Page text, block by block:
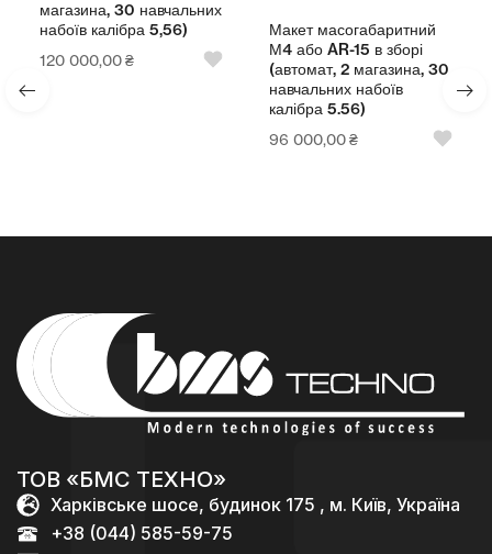
магазина, 30 навчальних
набоїв калібра 5,56)
120 000,00₴
Макет масогабаритний
М4 або AR-15 в зборі
(автомат, 2 магазина, 30
навчальних набоїв
калібра 5.56)
96 000,00₴
ТОВ «БМС ТЕХНО»
Харківське шосе, будинок 175 , м. Київ, Україна
+38 (044) 585-59-75